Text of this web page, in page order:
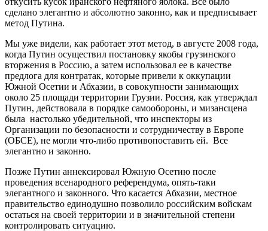
сделано элегантно и абсолютно законно, как и предписывает
метод Путина.
Мы уже видели, как работает этот метод, в августе 2008 года,
когда Путин осуществил постановку якобы грузинского
вторжения в Россию, а затем использовал ее в качестве
предлога для контратак, которые привели к оккупации
Южной Осетии и Абхазии, в совокупности занимающих
около 25 площади территории Грузии. Россия, как утверждал
Путин, действовала в порядке самообороны, и мизансцена
была настолько убедительной, что инспекторы из
Организации по безопасности и сотрудничеству в Европе
(ОБСЕ), не могли что-либо противопоставить ей. Все
элегантно и законно.
Позже Путин аннексировал Южную Осетию после
проведения всенародного референдума, опять-таки
элегантного и законного. Что касается Абхазии, местное
правительство единодушно позволило российским войскам
остаться на своей территории и в значительной степени
контролировать ситуацию.